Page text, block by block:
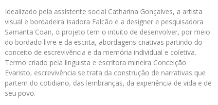
Idealizado pela assistente social Catharina Gonçalves, a artista
visual e bordadeira Isadora Falcão e a designer e pesquisadora
Samanta Coan, o projeto tem o intuito de desenvolver, por meio
do bordado livre e da escrita, abordagens criativas partindo do
conceito de escrevivência e da memória individual e coletiva.
Termo criado pela linguista e escritora mineira Conceição
Evaristo, escrevivência se trata da construção de narrativas que
partem do cotidiano, das lembranças, da experiência de vida e de
seu povo.